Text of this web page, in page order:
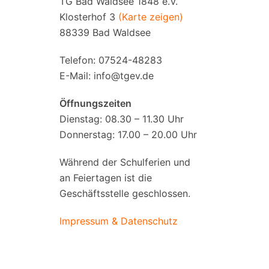
Klosterhof 3 (Karte zeigen)
88339 Bad Waldsee
Telefon: 07524-48283
E-Mail: info@tgev.de
Öffnungszeiten
Dienstag: 08.30 – 11.30 Uhr
Donnerstag: 17.00 – 20.00 Uhr
Während der Schulferien und
an Feiertagen ist die
Geschäftsstelle geschlossen.
Impressum & Datenschutz